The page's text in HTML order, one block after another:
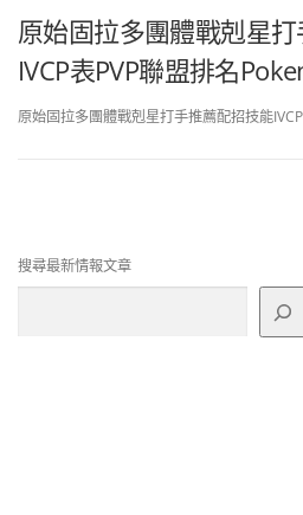
原始固拉多團體戰剋星
IVCP表PVP聯盟排名
原始固拉多團體戰剋星打手推薦配招技能
搜尋最新情報文章